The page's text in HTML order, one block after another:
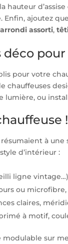
hauteur
Enfin, ajoutez
assorti,
pour votre
chauffeuses
lumière, ou
!
à
d’intérieur :
ligne vintage…)
ou
claires,
à motif,
modulable sur